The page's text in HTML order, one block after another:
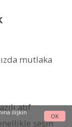
mutlaka
atıf
sesin
ilişkin
OK